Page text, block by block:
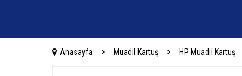
Anasayfa Muadil Kartuş HP Muadil Kartuş